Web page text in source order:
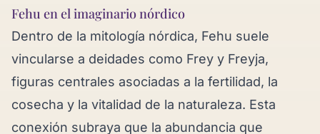
Fehu en el imaginario nórdico
Dentro de la mitología nórdica, Fehu suele
vincularse a deidades como Frey y Freyja,
figuras centrales asociadas a la fertilidad, la
cosecha y la vitalidad de la naturaleza. Esta
conexión subraya que la abundancia que